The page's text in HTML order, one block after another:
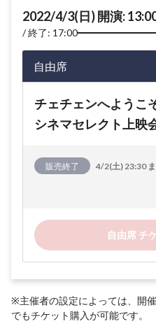
2022/4/3(日) 開演:
終了: 17:00
自由席
チェチェンへよう
シネマセレクト上映
販売終了 4/2(土) 23:30
自由席 チ
※主催者の設定によっては、開
でもチケット購入が可能です。